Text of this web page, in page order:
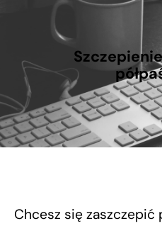
Chcesz się zaszczepić